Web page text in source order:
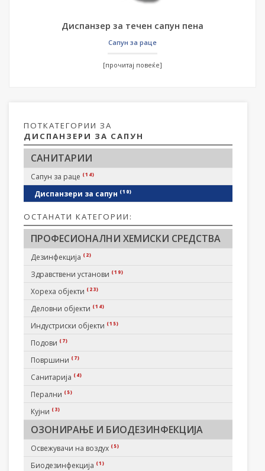
ПОТКАТЕГОРИИ ЗА
ДИСПАНЗЕРИ ЗА САПУН
САНИТАРИИ
Сапун за раце (14)
Диспанзери за сапун (10)
ОСТАНАТИ КАТЕГОРИИ:
ПРОФЕСИОНАЛНИ ХЕМИСКИ СРЕДСТВА
Дезинфекција (2)
Здравствени установи (19)
Хореха објекти (23)
Деловни објекти (14)
Индустриски објекти (15)
Подови (7)
Површини (7)
Санитарија (4)
Перални (5)
Кујни (3)
ОЗОНИРАЊЕ И БИОДЕЗИНФЕКЦИЈА
Освежувачи на воздух (5)
Биодезинфекција (1)
Диспанзер за течен сапун пена
Сапун за раце
[прочитај повеќе]